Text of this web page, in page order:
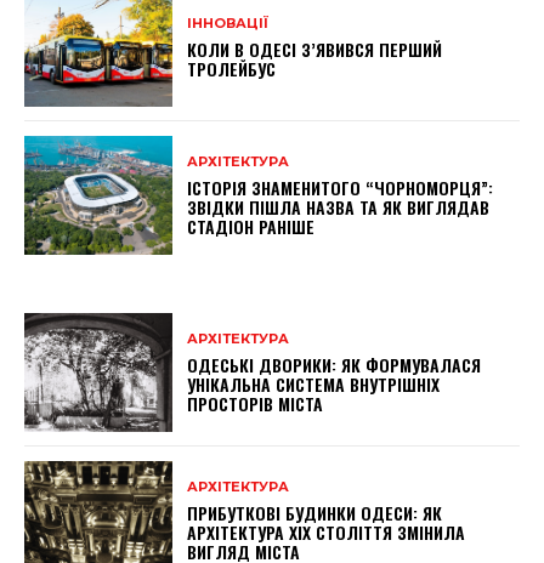
ІННОВАЦІЇ
КОЛИ В ОДЕСІ З’ЯВИВСЯ ПЕРШИЙ
ТРОЛЕЙБУС
АРХІТЕКТУРА
ІСТОРІЯ ЗНАМЕНИТОГО “ЧОРНОМОРЦЯ”:
ЗВІДКИ ПІШЛА НАЗВА ТА ЯК ВИГЛЯДАВ
СТАДІОН РАНІШЕ
АРХІТЕКТУРА
ОДЕСЬКІ ДВОРИКИ: ЯК ФОРМУВАЛАСЯ
УНІКАЛЬНА СИСТЕМА ВНУТРІШНІХ
ПРОСТОРІВ МІСТА
АРХІТЕКТУРА
ПРИБУТКОВІ БУДИНКИ ОДЕСИ: ЯК
АРХІТЕКТУРА XIX СТОЛІТТЯ ЗМІНИЛА
ВИГЛЯД МІСТА